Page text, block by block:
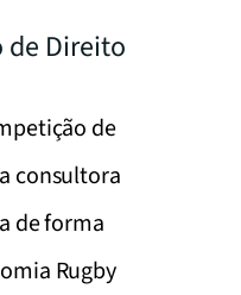
de Direito
de
consultora
de forma
Rugby